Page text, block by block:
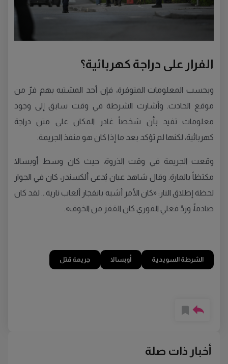
الفرار على دراجة كهربائية؟
وبحسب المعلومات المتوفرة، فإن أحد المشتبه بهم فرّ من
موقع الحادث. وأشارت الشرطة في وقت سابق إلى وجود
معلومات تفيد بأن شخصاً غادر المكان على متن دراجة
كهربائية، لكنها لم تؤكد بعد ما إذا كان هو منفذ الجريمة.
وقعت الجريمة في وقت الذروة، حيث كان وسط أوبسالا
مكتظاً بالمارة. وقال شاهد عيان يُدعى ألكسندر، كان في الجوار
لحظة إطلاق النار: «كان الأمر أشبه بانفجار ألعاب نارية... لقد كان
صادماً، وردّ فعلي الفوري كان القفز من الخوف».
الشرطة السويدية أوبسالا جريمة قتل
أخبار ذات صلة